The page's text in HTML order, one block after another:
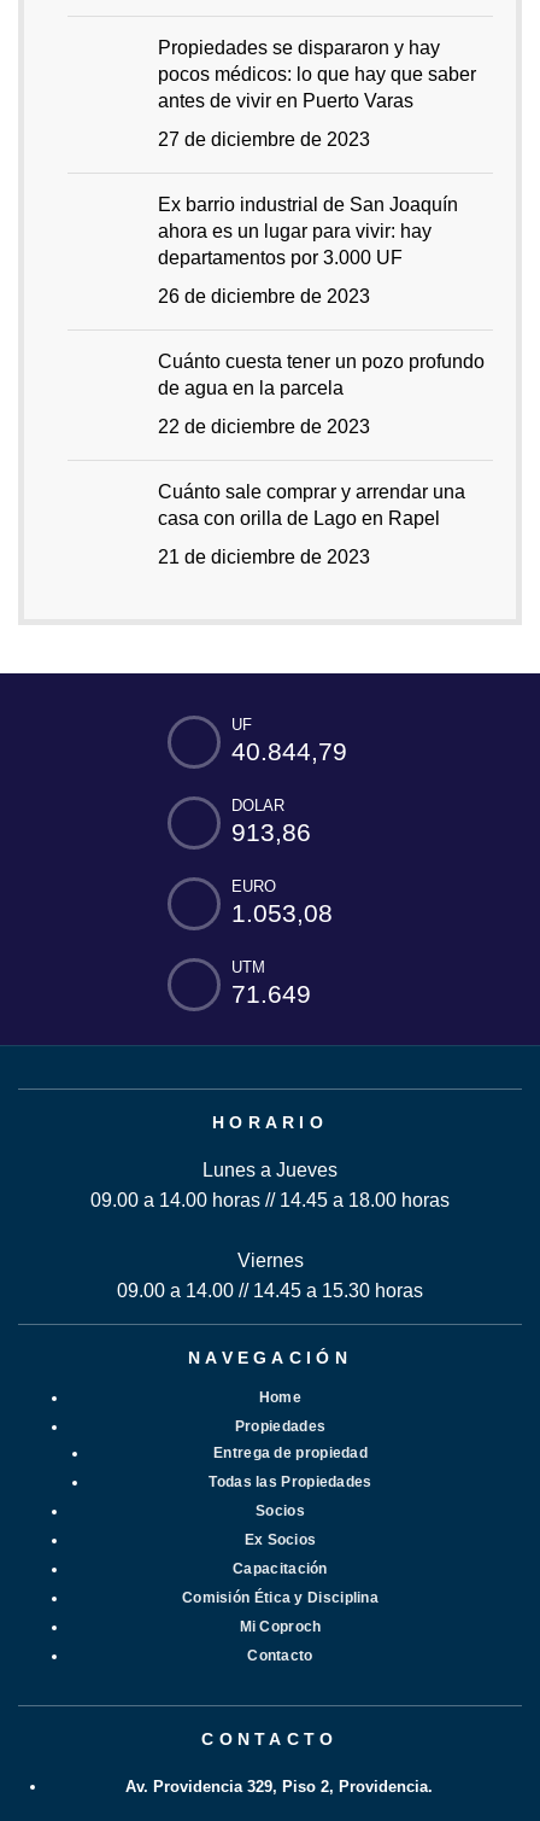
Propiedades se dispararon y hay
pocos médicos: lo que hay que saber
antes de vivir en Puerto Varas
27 de diciembre de 2023
Ex barrio industrial de San Joaquín
ahora es un lugar para vivir: hay
departamentos por 3.000 UF
26 de diciembre de 2023
Cuánto cuesta tener un pozo profundo
de agua en la parcela
22 de diciembre de 2023
Cuánto sale comprar y arrendar una
casa con orilla de Lago en Rapel
21 de diciembre de 2023
UF
40.844,79
DOLAR
913,86
EURO
1.053,08
UTM
71.649
HORARIO
Lunes a Jueves
09.00 a 14.00 horas // 14.45 a 18.00 horas
Viernes
09.00 a 14.00 // 14.45 a 15.30 horas
NAVEGACIÓN
Home
Propiedades
Entrega de propiedad
Todas las Propiedades
Socios
Ex Socios
Capacitación
Comisión Ética y Disciplina
Mi Coproch
Contacto
CONTACTO
Av. Providencia 329, Piso 2, Providencia.